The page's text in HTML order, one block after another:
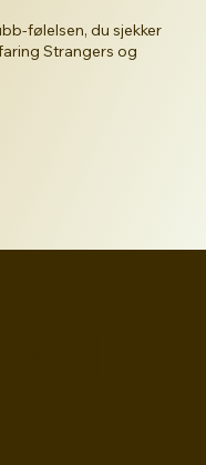
følelsen, du sjekker
Strangers og